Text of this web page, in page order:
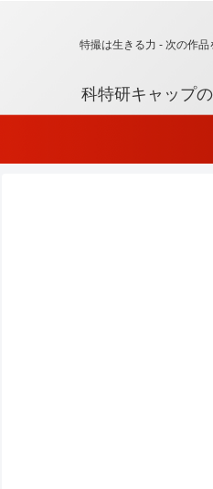
特撮は生きる力 - 次の作品
科特研キャップ